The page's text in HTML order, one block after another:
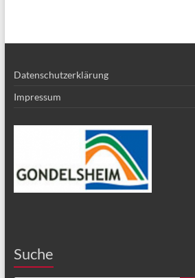
Datenschutzerklärung
Impressum
Suche